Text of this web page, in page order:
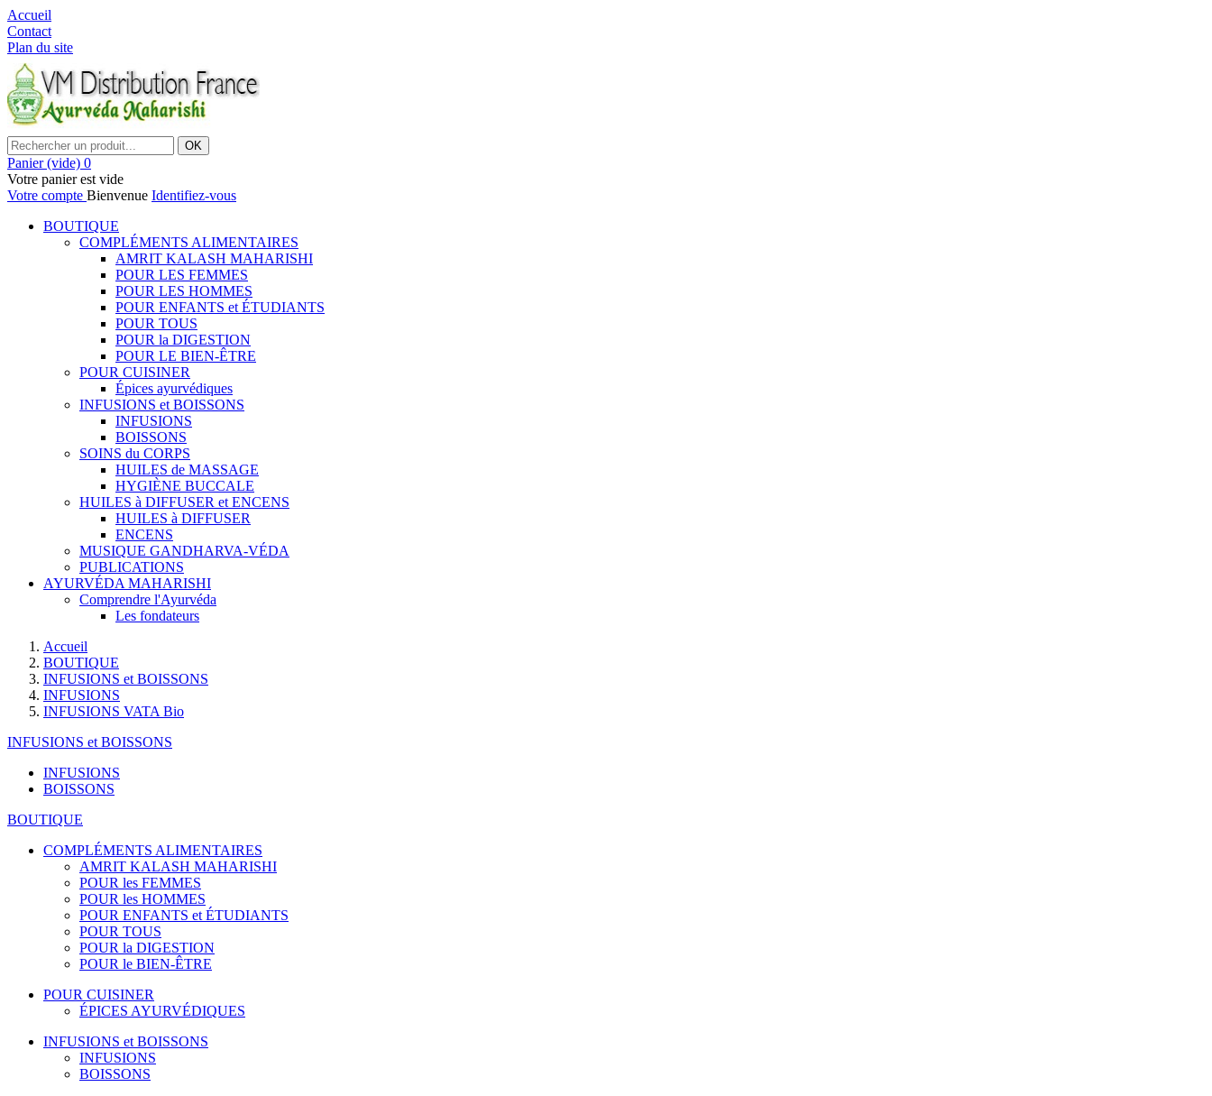
Accueil
Contact
Plan du site
OK
Panier (vide) 0
Votre panier est vide
Votre compte Bienvenue Identifiez-vous
BOUTIQUE
COMPLÉMENTS ALIMENTAIRES
AMRIT KALASH MAHARISHI
POUR LES FEMMES
POUR LES HOMMES
POUR ENFANTS et ÉTUDIANTS
POUR TOUS
POUR la DIGESTION
POUR LE BIEN-ÊTRE
POUR CUISINER
Épices ayurvédiques
INFUSIONS et BOISSONS
INFUSIONS
BOISSONS
SOINS du CORPS
HUILES de MASSAGE
HYGIÈNE BUCCALE
HUILES à DIFFUSER et ENCENS
HUILES à DIFFUSER
ENCENS
MUSIQUE GANDHARVA-VÉDA
PUBLICATIONS
AYURVÉDA MAHARISHI
Comprendre l'Ayurvéda
Les fondateurs
Accueil
BOUTIQUE
INFUSIONS et BOISSONS
INFUSIONS
INFUSIONS VATA Bio
INFUSIONS et BOISSONS
INFUSIONS
BOISSONS
BOUTIQUE
COMPLÉMENTS ALIMENTAIRES
AMRIT KALASH MAHARISHI
POUR les FEMMES
POUR les HOMMES
POUR ENFANTS et ÉTUDIANTS
POUR TOUS
POUR la DIGESTION
POUR le BIEN-ÊTRE
POUR CUISINER
ÉPICES AYURVÉDIQUES
INFUSIONS et BOISSONS
INFUSIONS
BOISSONS